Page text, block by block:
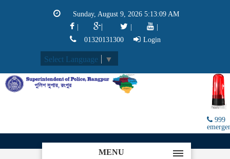
Sunday, August 9, 2026 5:13:10 AM
|
01320131300
Login
Select Language ▼
999
MENU